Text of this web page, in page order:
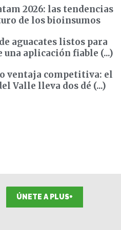
2026: las tendencias
de los bioinsumos
aguacates listos para
aplicación fiable (...)
ventaja competitiva: el
Valle lleva dos dé (...)
ÚNETE A PLUS+